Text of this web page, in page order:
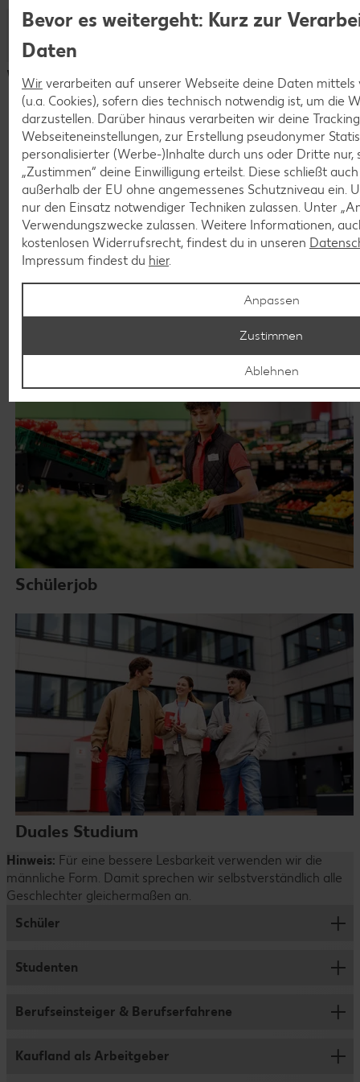
aller Qualitäts-, Hygiene- und Sicherheitsanforderungen
eigenverantwortlich Fleisch- und Wurstspezialitäten her,
steuerst unterschiedliche Herstellungsprozesse und
Geschmackserlebnis bei unseren Kunden.
dich für naturwissenschaftliche Fächer und Technik.
Zudem interessierst du dich für Lebensmittel und
willst mehr über die Herstellung erfahren.
Am liebsten arbeitest du im Team und übernimmst
gerne Verantwortung.
Deine Aufgaben erledigst du sorgfältig und
qualitätsbewusst.
Engagement und Zuverlässigkeit sind für dich
selbstverständlich.
In deiner Ausbildung zur Fachkraft für
Lebensmitteltechnik verdienst du im ersten Jahr
mindestens 1.250 Euro, im zweiten Jahr 1.350 Euro und im
Wie lange dauert die Ausbildung zum
Lebensmitteltechniker?
Deine Ausbildung zur Fachkraft für Lebensmitteltechnik
dauert drei Jahre.
Weitere Infos für dich
Schülerjob
Duales Studium
Hinweis: Für eine bessere Lesbarkeit verwenden wir die
männliche Form. Damit sprechen wir selbstverständlich alle
Geschlechter gleichermaßen an.
Schüler
Ausbildung
Studenten
Jobs für Studenten und Werkstudenten
Berufseinsteiger & Berufserfahrene
Verkauf
Kaufland als Arbeitgeber
Bevor es weitergeht: Kurz zur
Daten
Wir verarbeiten auf unserer Webseite deine Daten mittels
(u.a. Cookies), sofern dies technisch notwendig ist, um die
darzustellen. Darüber hinaus verarbeiten wir deine
Webseiteneinstellungen, zur Erstellung pseudonymer
personalisierter (Werbe-)Inhalte durch uns oder Dritte nur,
„Zustimmen“ deine Einwilligung erteilst. Diese schließt
außerhalb der EU ohne angemessenes Schutzniveau ein.
nur den Einsatz notwendiger Techniken zulassen. Unter
Verwendungszwecke zulassen. Weitere Informationen,
kostenlosen Widerrufsrecht, findest du in unseren
Impressum findest du hier.
Anpassen
Ablehnen
Zustimmen